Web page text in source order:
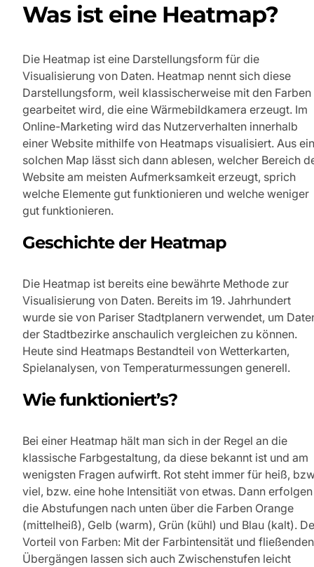
Was ist eine Heatmap?
Die Heatmap ist eine Darstellungsform für die
Visualisierung von Daten. Heatmap nennt sich diese
Darstellungsform, weil klassischerweise mit den Farben
gearbeitet wird, die eine Wärmebildkamera erzeugt. Im
Online-Marketing wird das Nutzerverhalten innerhalb
einer Website mithilfe von Heatmaps visualisiert. Aus
solchen Map lässt sich dann ablesen, welcher Bereich
Website am meisten Aufmerksamkeit erzeugt, sprich
welche Elemente gut funktionieren und welche weniger
gut funktionieren.
Geschichte der Heatmap
Die Heatmap ist bereits eine bewährte Methode zur
Visualisierung von Daten. Bereits im 19. Jahrhundert
wurde sie von Pariser Stadtplanern verwendet, um
der Stadtbezirke anschaulich vergleichen zu können.
Heute sind Heatmaps Bestandteil von Wetterkarten,
Spielanalysen, von Temperaturmessungen generell.
Wie funktioniert’s?
Bei einer Heatmap hält man sich in der Regel an die
klassische Farbgestaltung, da diese bekannt ist und am
wenigsten Fragen aufwirft. Rot steht immer für heiß,
viel, bzw. eine hohe Intensitiät von etwas. Dann erfolgen
die Abstufungen nach unten über die Farben Orange
(mittelheiß), Gelb (warm), Grün (kühl) und Blau (kalt).
Vorteil von Farben: Mit der Farbintensität und fließenden
Übergängen lassen sich auch Zwischenstufen leicht